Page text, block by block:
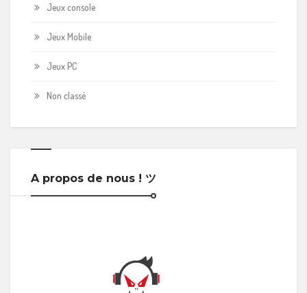
Jeux console
Jeux Mobile
Jeux PC
Non classé
A propos de nous ! ツ